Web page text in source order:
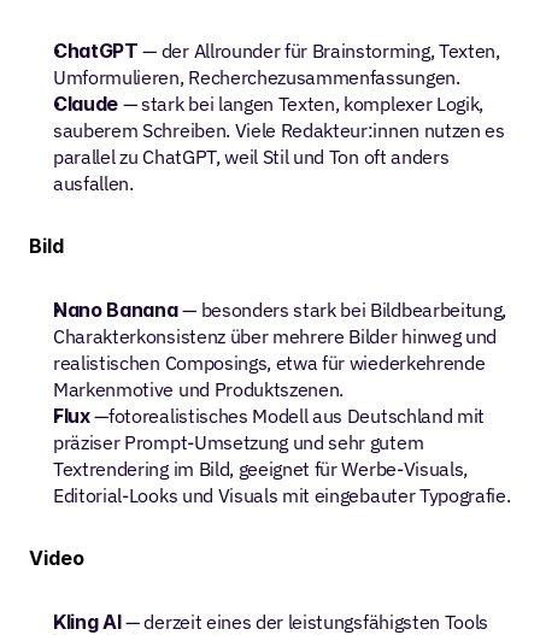
ChatGPT — der Allrounder für Brainstorming, Texten,
Umformulieren, Recherchezusammenfassungen.
Claude — stark bei langen Texten, komplexer Logik,
sauberem Schreiben. Viele Redakteur:innen nutzen es
parallel zu ChatGPT, weil Stil und Ton oft anders
ausfallen.
Bild
Nano Banana — besonders stark bei Bildbearbeitung,
Charakterkonsistenz über mehrere Bilder hinweg und
realistischen Composings, etwa für wiederkehrende
Markenmotive und Produktszenen.
Flux —fotorealistisches Modell aus Deutschland mit
präziser Prompt-Umsetzung und sehr gutem
Textrendering im Bild, geeignet für Werbe-Visuals,
Video
Kling AI — derzeit eines der leistungsfähigsten Tools